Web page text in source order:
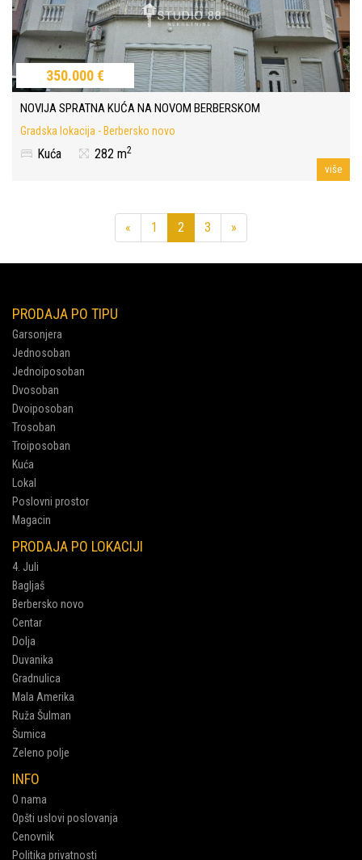
350.000 €
NOVIJA SPRATNA KUĆA NA NOVOM BERBERSKOM
Gradska lokacija - Berbersko novo
Kuća 282 m2
više
« Previous
1 2 3 »
PRODAJA PO TIPU
Garsonjera
Jednosoban
Jednoiposoban
Dvosoban
Dvoiposoban
Trosoban
Troiposoban
Kuća
Lokal
Poslovni prostor
Magacin
PRODAJA PO LOKACIJI
4. Juli
Bagljaš
Berbersko novo
Centar
Dolja
Duvanika
Gradnulica
Mala Amerika
Ruža Šulman
Šumica
Zeleno polje
INFO
O nama
Opšti uslovi poslovanja
Cenovnik
Politika privatnosti